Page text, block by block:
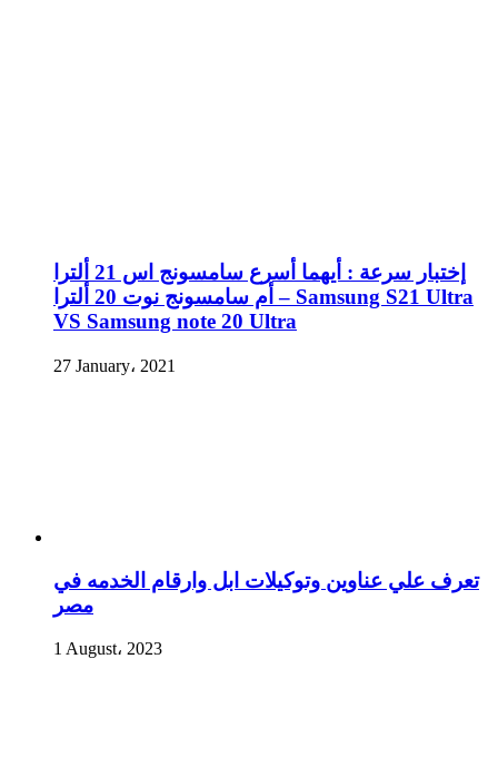
إختبار سرعة : أيهما أسرع سامسونج اس 21 ألترا
أم سامسونج نوت 20 ألترا – Samsung S21 Ultra
VS Samsung note 20 Ultra
27 January، 2021
تعرف علي عناوين وتوكيلات ابل وارقام الخدمه في
مصر
1 August، 2023